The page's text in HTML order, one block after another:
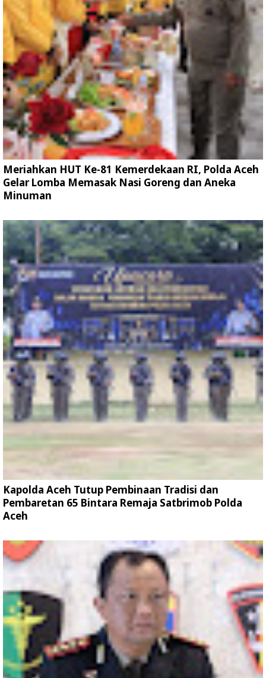
Meriahkan HUT Ke-81 Kemerdekaan RI, Polda Aceh
Gelar Lomba Memasak Nasi Goreng dan Aneka
Minuman
Kapolda Aceh Tutup Pembinaan Tradisi dan
Pembaretan 65 Bintara Remaja Satbrimob Polda
Aceh